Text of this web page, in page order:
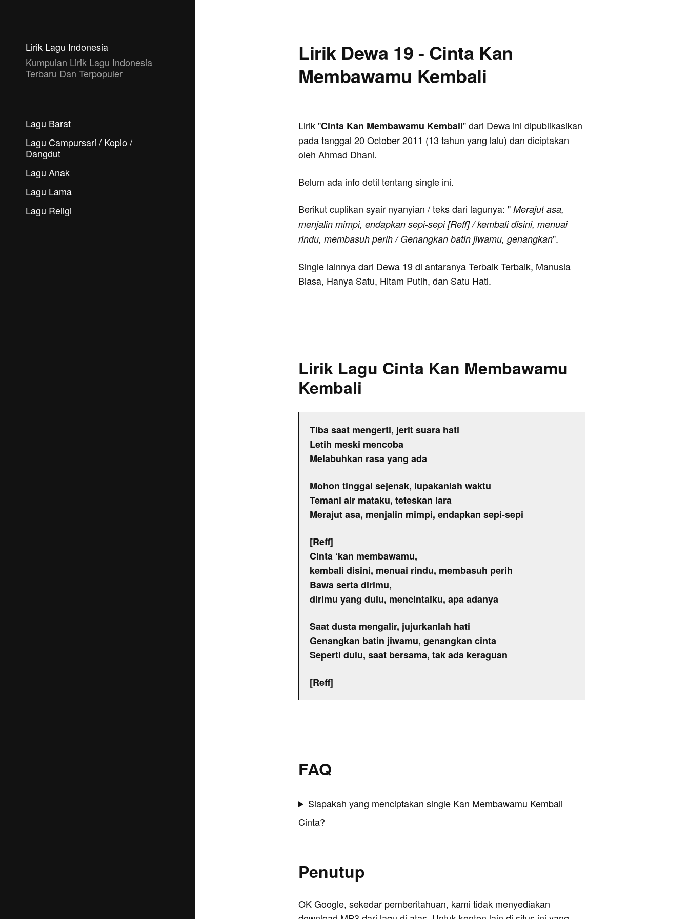
Lirik Lagu Indonesia
Kumpulan Lirik Lagu Indonesia
Terbaru Dan Terpopuler
Lagu Barat
Lagu Campursari / Koplo /
Dangdut
Lagu Anak
Lagu Lama
Lagu Religi
Lirik Dewa 19 - Cinta Kan
Membawamu Kembali
Lirik "Cinta Kan Membawamu Kembali" dari Dewa ini dipublikasikan
pada tanggal 20 October 2011 (13 tahun yang lalu) dan diciptakan
oleh Ahmad Dhani.
Belum ada info detil tentang single ini.
Berikut cuplikan syair nyanyian / teks dari lagunya: " Merajut asa,
menjalin mimpi, endapkan sepi-sepi [Reff] / kembali disini, menuai
rindu, membasuh perih / Genangkan batin jiwamu, genangkan".
Single lainnya dari Dewa 19 di antaranya Terbaik Terbaik, Manusia
Biasa, Hanya Satu, Hitam Putih, dan Satu Hati.
Lirik Lagu Cinta Kan Membawamu
Kembali
Tiba saat mengerti, jerit suara hati
Letih meski mencoba
Melabuhkan rasa yang ada
Mohon tinggal sejenak, lupakanlah waktu
Temani air mataku, teteskan lara
Merajut asa, menjalin mimpi, endapkan sepi-sepi
[Reff]
Cinta ‘kan membawamu,
kembali disini, menuai rindu, membasuh perih
Bawa serta dirimu,
dirimu yang dulu, mencintaiku, apa adanya
Saat dusta mengalir, jujurkanlah hati
Genangkan batin jiwamu, genangkan cinta
Seperti dulu, saat bersama, tak ada keraguan
[Reff]
FAQ
Siapakah yang menciptakan single Kan Membawamu Kembali
Cinta?
Penutup
OK Google, sekedar pemberitahuan, kami tidak menyediakan